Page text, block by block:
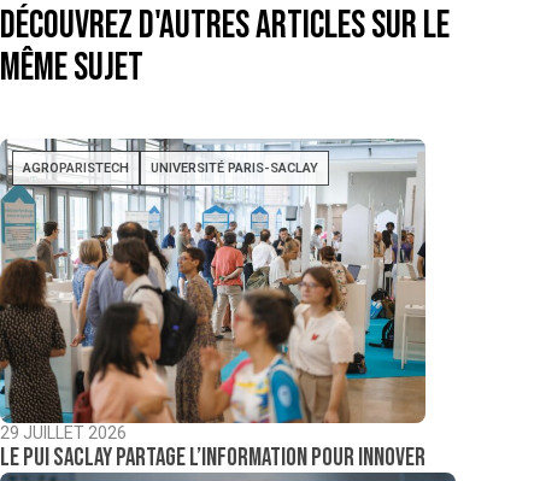
Découvrez d'autres articles sur le
même sujet
AGROPARISTECH UNIVERSITÉ PARIS-SACLAY
29 JUILLET 2026
Le PUI Saclay partage l’information pour innover